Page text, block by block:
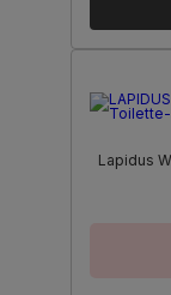
Lapidus